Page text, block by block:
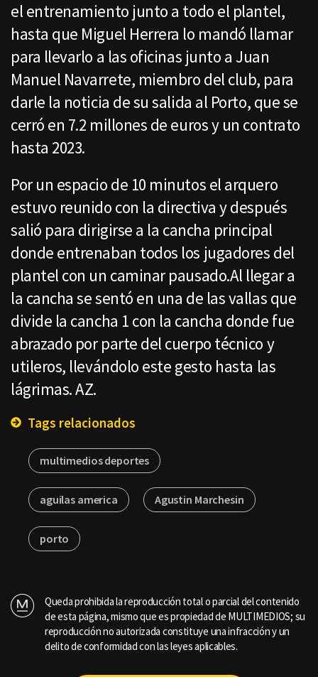
el entrenamiento junto a todo el plantel,
hasta que Miguel Herrera lo mandó llamar
para llevarlo a las oficinas junto a Juan
Manuel Navarrete, miembro del club, para
darle la noticia de su salida al Porto, que se
cerró en 7.2 millones de euros y un contrato
hasta 2023.
Por un espacio de 10 minutos el arquero
estuvo reunido con la directiva y después
salió para dirigirse a la cancha principal
donde entrenaban todos los jugadores del
plantel con un caminar pausado.Al llegar a
la cancha se sentó en una de las vallas que
divide la cancha 1 con la cancha donde fue
abrazado por parte del cuerpo técnico y
utileros, llevándolo este gesto hasta las
lágrimas. AZ.
Tags relacionados
multimedios deportes
aguilas america Agustin Marchesin
porto
Queda prohibida la reproducción total o parcial del contenido
de esta página, mismo que es propiedad de MULTIMEDIOS; su
reproducción no autorizada constituye una infracción y un
delito de conformidad con las leyes aplicables.